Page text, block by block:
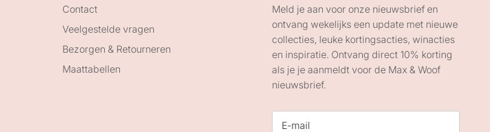
Contact
Veelgestelde vragen
Bezorgen & Retourneren
Maattabellen
Meld je aan voor onze nieuwsbrief en
ontvang wekelijks een update met nieuwe
collecties, leuke kortingsacties, winacties
en inspiratie. Ontvang direct 10% korting
als je je aanmeldt voor de Max & Woof
nieuwsbrief.